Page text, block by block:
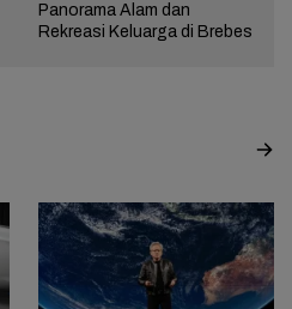
Panorama Alam dan
Rekreasi Keluarga di Brebes